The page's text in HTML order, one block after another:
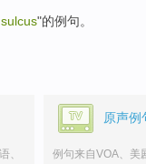
"的例句。
、
原声例
例句来自VOA、美